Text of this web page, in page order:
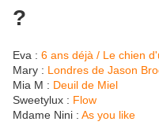
?
Eva : 6 ans déjà / Le chien
Mary : Londres de Jason
Mia M : Deuil de Miel
Sweetylux : Flow
Mdame Nini : As you like